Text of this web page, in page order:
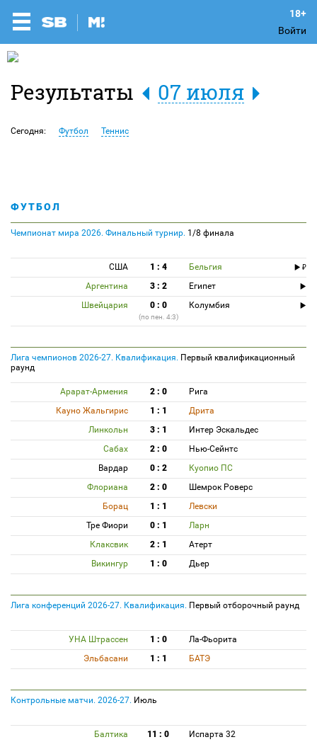
Войти
Результаты 07 июля
Сегодня: Футбол Теннис
ФУТБОЛ
Чемпионат мира 2026. Финальный турнир. 1/8 финала
США 1 : 4
Бельгия
Аргентина
3 : 2
Египет
Швейцария
0 : 0 Колумбия
(по пен. 4:3)
Лига чемпионов 2026-27. Квалификация. Первый квалификационный
раунд
Арарат-Армения 2 : 0
Рига
Кауно Жальгирис
1 : 1
Дрита
Линкольн
3 : 1
Интер Эскальдес
Сабах
2 : 0
Нью-Сейнтс
Вардар
0 : 2
Куопио ПС
Флориана
2 : 0
Шемрок Роверс
Борац
1 : 1
Левски
Тре Фиори
0 : 1
Ларн
Клаксвик
2 : 1
Атерт
Викингур
1 : 0 Дьер
Лига конференций 2026-27. Квалификация. Первый отборочный раунд
УНА Штрассен 1 : 0
Ла-Фьорита
Эльбасани
1 : 1 БАТЭ
Контрольные матчи. 2026-27. Июль
Балтика 11 : 0
Испарта 32